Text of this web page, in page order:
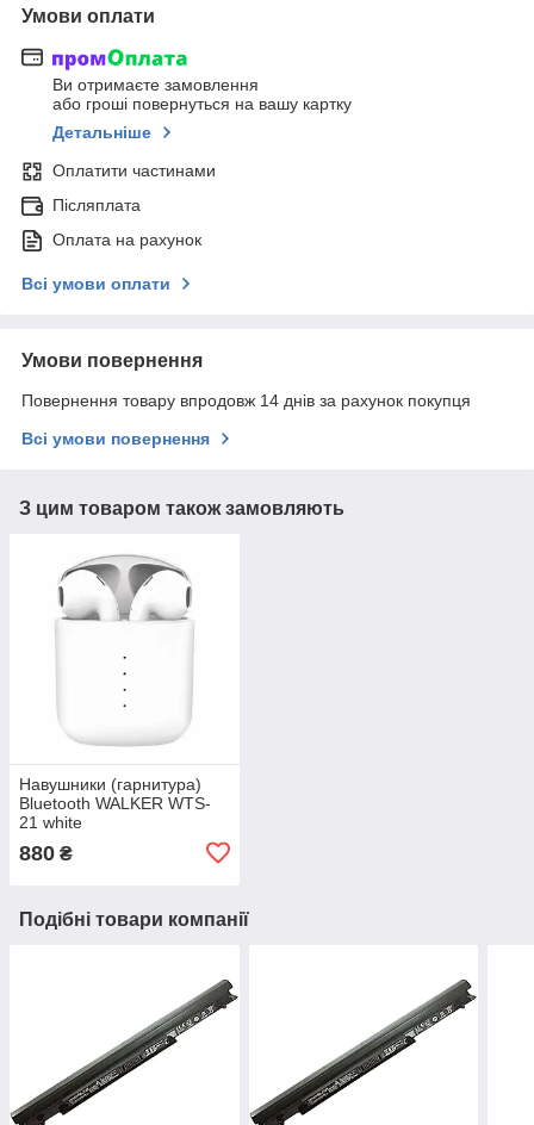
Умови оплати
Ви отримаєте замовлення
або гроші повернуться на вашу картку
Детальніше
Оплатити частинами
Післяплата
Оплата на рахунок
Всі умови оплати
Умови повернення
Повернення товару впродовж 14 днів за рахунок покупця
Всі умови повернення
З цим товаром також замовляють
Навушники (гарнитура)
Bluetooth WALKER WTS-
21 white
880 ₴
Подібні товари компанії